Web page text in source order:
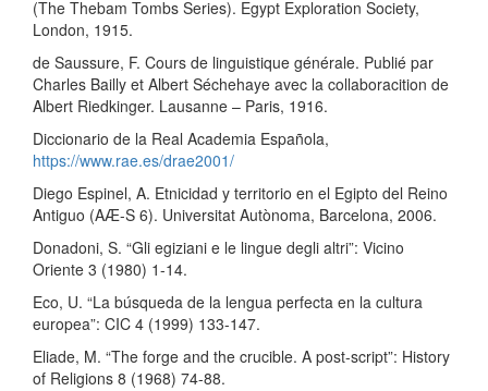
(The Thebam Tombs Series). Egypt Exploration Society,
London, 1915.
de Saussure, F. Cours de linguistique générale. Publié par
Charles Bailly et Albert Séchehaye avec la collaboracition de
Albert Riedkinger. Lausanne – Paris, 1916.
Diccionario de la Real Academia Española,
https://www.rae.es/drae2001/
Diego Espinel, A. Etnicidad y territorio en el Egipto del Reino
Antiguo (AÆ-S 6). Universitat Autònoma, Barcelona, 2006.
Donadoni, S. “Gli egiziani e le lingue degli altri”: Vicino
Oriente 3 (1980) 1-14.
Eco, U. “La búsqueda de la lengua perfecta en la cultura
europea”: CIC 4 (1999) 133-147.
Eliade, M. “The forge and the crucible. A post-script”: History
of Religions 8 (1968) 74-88.